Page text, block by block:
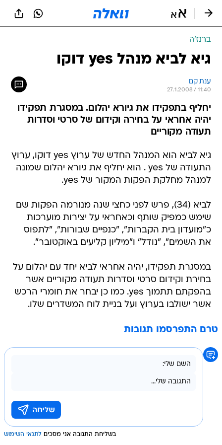
ברנז'ה
גיא לביא מנהל yes דוקו
ענת קם
27.1.2008 / 11:40
יחליף בתפקידו את גיורא יהלום. במסגרת תפקידו
יהיה אחראי על בחירה וקידום של סרטי וסדרות
תעודה מקוריים
גיא לביא הוא המנהל החדש של ערוץ yes דוקו, ערוץ
התעודה של yes . הוא יחליף את גיורא יהלום שמונה
למנהל מחלקת הפקות המקור של yes.
לביא (34), פרש לפני כחצי שנה מנורמה הפקות שם
שימש כמפיק שותף וכאחראי על יצירות מוערכות
כ"מועדון בית הקברות", "כנפיים שבורות", "לתפוס
את השמים", "נודל" ו"מיליון קליעים באוקטובר".
במסגרת תפקידו, יהיה אחראי לביא יחד עם יהלום על
בחירת וקידום סרטי וסדרות תעודה מקוריים אשר
בהפקתם תתמוך yes. כמו כן יבחר את חומרי הרכש
אשר ישולבו בערוץ ועל בניית לוח המשדרים שלו.
טרם התפרסמו תגובות
בשליחת התגובה אני מסכים לתנאי השימוש